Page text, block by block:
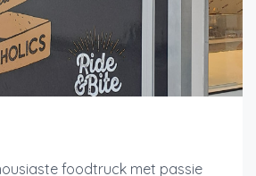
foodtruck met passie